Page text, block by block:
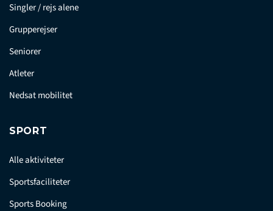
Singler / rejs alene
Grupperejser
Seniorer
Atleter
Nedsat mobilitet
SPORT
Alle aktiviteter
Sportsfaciliteter
Sports Booking